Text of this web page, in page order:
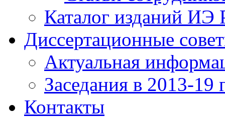
Каталог изданий ИЭ
Диссертационные
Актуальная
Заседания в 2013-19
Контакты